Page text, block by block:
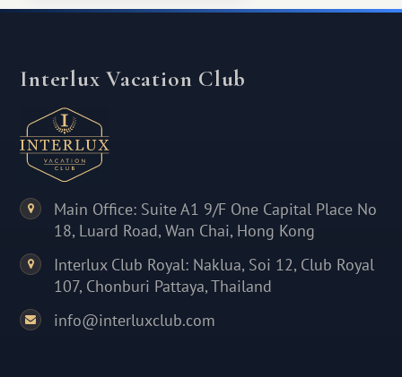
Interlux Vacation Club
Main Office: Suite A1 9/F One Capital Place No
18, Luard Road, Wan Chai, Hong Kong
Interlux Club Royal: Naklua, Soi 12, Club Royal
107, Chonburi Pattaya, Thailand
info@interluxclub.com